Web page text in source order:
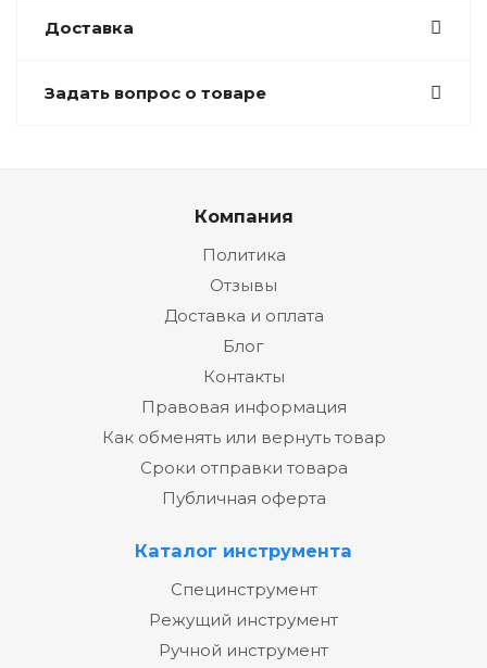
Доставка
Задать вопрос о товаре
Компания
Политика
Отзывы
Доставка и оплата
Блог
Контакты
Правовая информация
Как обменять или вернуть товар
Сроки отправки товара
Публичная оферта
Каталог инструмента
Специнструмент
Режущий инструмент
Ручной инструмент